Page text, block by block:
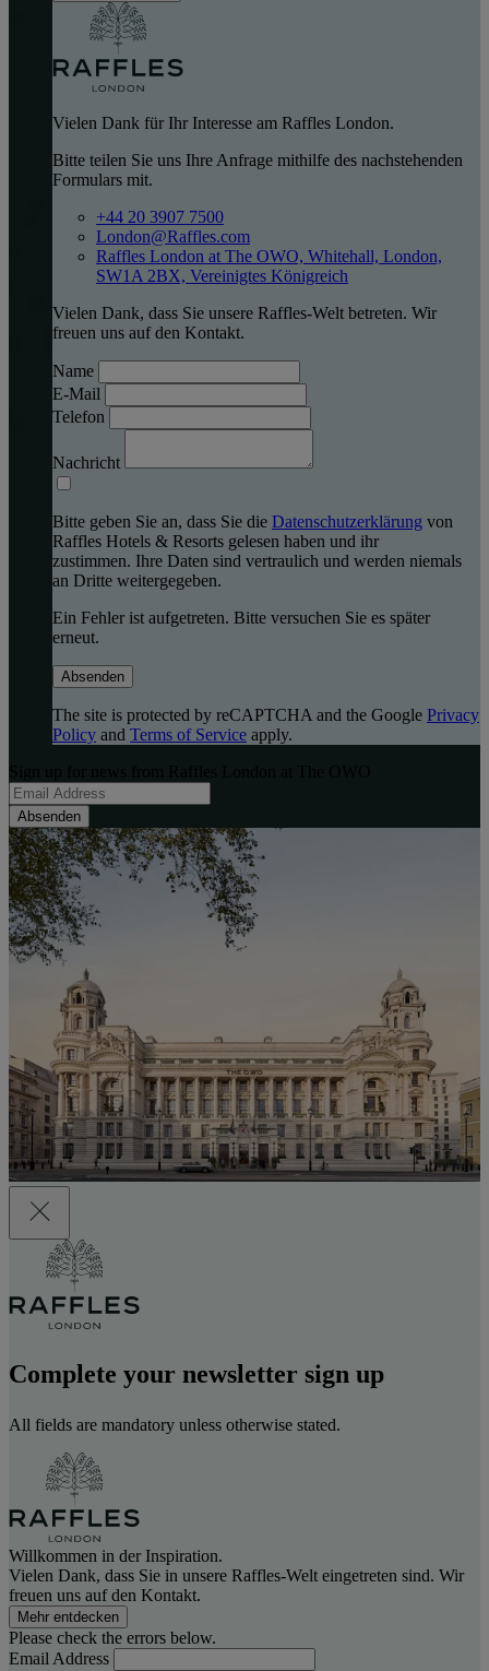
Vielen Dank für Ihr Interesse am Raffles London.
Bitte teilen Sie uns Ihre Anfrage mithilfe des nachstehenden
Formulars mit.
+44 20 3907 7500
London@Raffles.com
Raffles London at The OWO, Whitehall, London,
SW1A 2BX, Vereinigtes Königreich
Vielen Dank, dass Sie unsere Raffles-Welt betreten. Wir
freuen uns auf den Kontakt.
Name
E-Mail
Telefon
Nachricht
Bitte geben Sie an, dass Sie die Datenschutzerklärung von
Raffles Hotels & Resorts gelesen haben und ihr
zustimmen. Ihre Daten sind vertraulich und werden niemals
an Dritte weitergegeben.
Ein Fehler ist aufgetreten. Bitte versuchen Sie es später
erneut.
Absenden
The site is protected by reCAPTCHA and the Google Privacy
Policy and Terms of Service apply.
Absenden
Complete your newsletter sign up
All fields are mandatory unless otherwise stated.
Willkommen in der Inspiration.
Vielen Dank, dass Sie in unsere Raffles-Welt eingetreten sind. Wir
freuen uns auf den Kontakt.
Mehr entdecken
Please check the errors below.
Email Address